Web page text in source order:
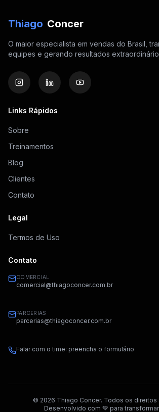
Thiago Concer
O maior especialista em vendas do Brasil,
equipes e gerando resultados
Links Rápidos
Sobre
Treinamentos
Blog
Clientes
Contato
Legal
Termos de Uso
Contato
COMERCIAL
comercial@thiagoconcer.com.br
PARCERIAS
parcerias@thiagoconcer.com.br
Falar com o time: preencha o formulário
© 2026 Thiago Concer. Todos os direitos
Desenvolvido com 💚 para